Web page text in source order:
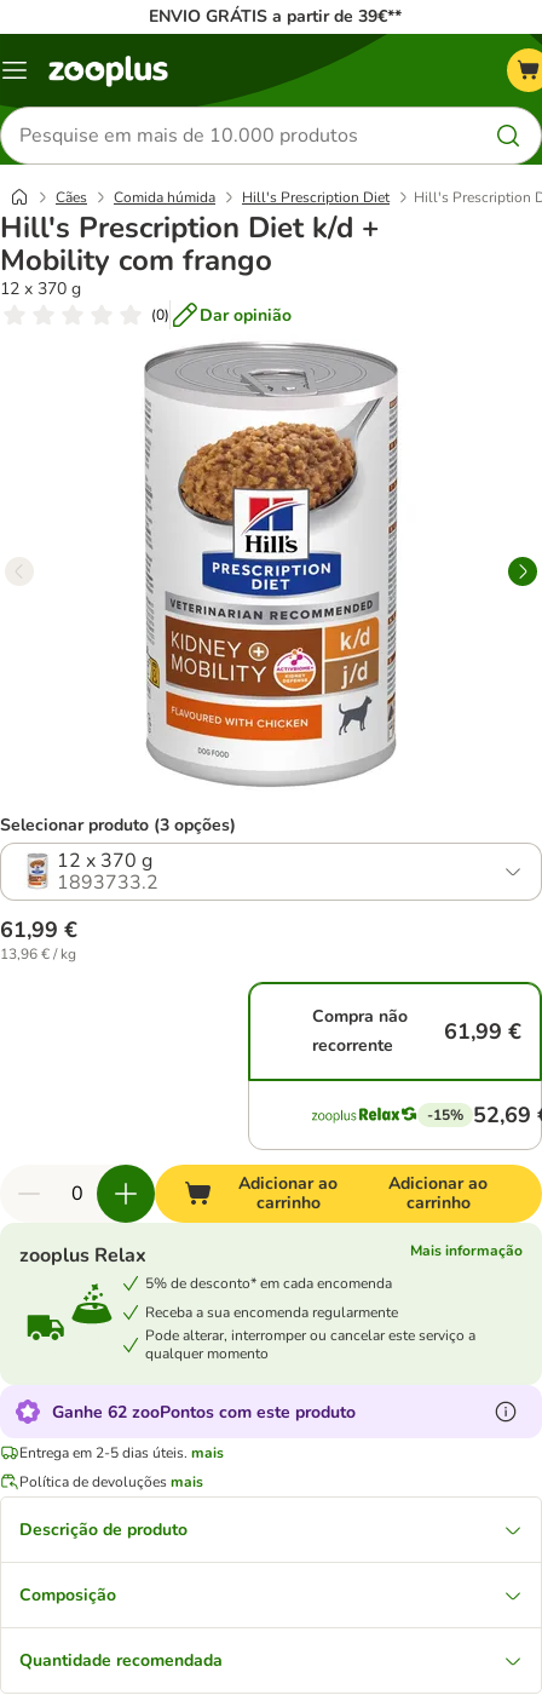
ENVIO GRÁTIS a partir de 39€**
Menu
Pesquisar
produtos
Cães Comida húmida Hill's Prescription Diet Hill's Prescription
Hill's Prescription Diet k/d +
Mobility com frango
12 x 370 g
(0) Dar opinião
Selecionar produto (3 opções)
12 x 370 g
1893733.2
61,99 €
13,96 € / kg
Compra não
recorrente
61,99 €
-15% 52,69
Adicionar ao
carrinho
Adicionar ao
carrinho
zooplus Relax
Mais informação
5% de desconto* em cada encomenda
Receba a sua encomenda regularmente
Pode alterar, interromper ou cancelar este serviço a
qualquer momento
Ganhe 62 zooPontos com este produto
Entrega em 2-5 dias úteis. mais
Política de devoluçõesmais
Descrição de produto
Composição
Quantidade recomendada